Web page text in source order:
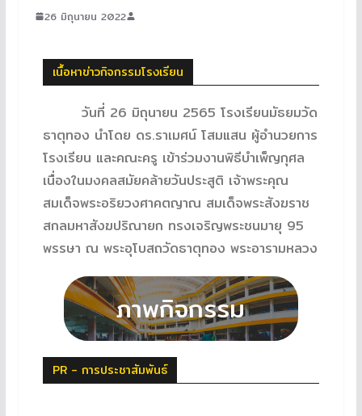
26 มิถุนายน 2022
เนื้อหาข่าวกิจกรรมโรงเรียน
วันที่ 26 มิถุนายน 2565 โรงเรียนมัธยมวัด
ธาตุทอง นำโดย ดร.ราเมศน์ โสมแสน ผู้อำนวยการ
โรงเรียน และคณะครู เข้าร่วมงานพิธีบำเพ็ญกุศล
เนื่องในมงคลสมัยคล้ายวันประสูติ เจ้าพระคุณ
สมเด็จพระอริยวงศาคตญาณ สมเด็จพระสังฆราช
สกลมหาสังฆปริณายก ทรงเจริญพระชนมายุ 95
พรรษา ณ พระอุโบสถวัดธาตุทอง พระอารามหลวง
PR - การประชาสัมพันธ์